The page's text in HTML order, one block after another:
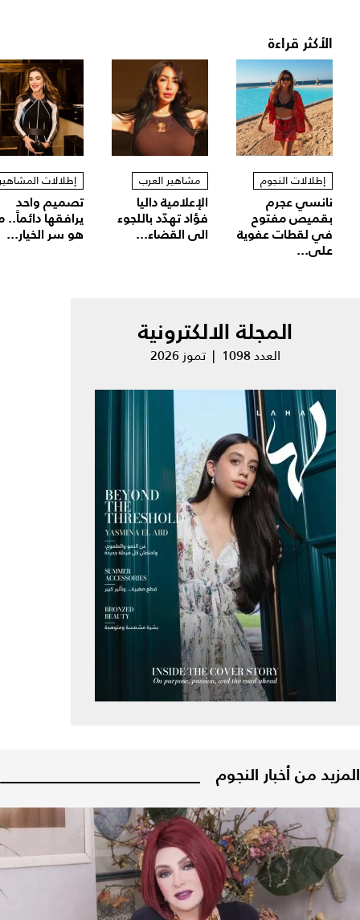
الأكثر قراءة
إطلالات النجوم
نانسي عجرم
بقميص مفتوح
في لقطات عفوية
على...
مشاهير العرب
الإعلامية داليا
فؤاد تهدّد باللجوء
الى القضاء...
إطلالات
تصميم واحد
يرافقها دائماً..
هو سر الخيار...
المجلة الالكترونية
العدد 1098 | تموز 2026
المزيد من أخبار النجوم